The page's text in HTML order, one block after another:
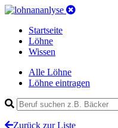
Startseite
Löhne
Wissen
Alle Löhne
Löhne eintragen
Zurück zur Liste